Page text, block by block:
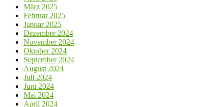
März 2025
Februar 2025
Januar 2025
Dezember 2024
November 2024
Oktober 2024
September 2024
August 2024
Juli 2024
Juni 2024
Mai 2024
April 2024